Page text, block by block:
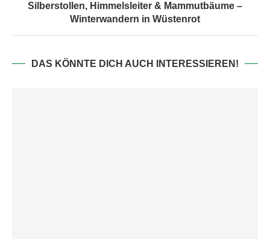
Silberstollen, Himmelsleiter & Mammutbäume –
Winterwandern in Wüstenrot
DAS KÖNNTE DICH AUCH INTERESSIEREN!